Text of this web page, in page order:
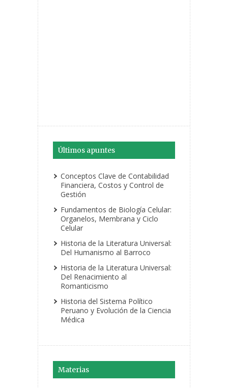
Últimos apuntes
Conceptos Clave de Contabilidad
Financiera, Costos y Control de
Gestión
Fundamentos de Biología Celular:
Organelos, Membrana y Ciclo
Celular
Historia de la Literatura Universal:
Del Humanismo al Barroco
Historia de la Literatura Universal:
Del Renacimiento al
Romanticismo
Historia del Sistema Político
Peruano y Evolución de la Ciencia
Médica
Materias